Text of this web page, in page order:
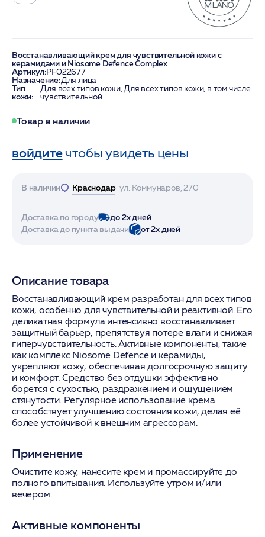
Восстанавливающий крем для чувствительной кожи с
керамидами и Niosome Defence Complex
Артикул:PF022677
Назначение:Для лица
Тип
кожи:
Для всех типов кожи, Для всех типов кожи, в том числе
чувствительной
Товар в наличии
войдитечтобы увидеть цены
В наличии Краснодар ул. Коммунаров, 270
Доставка по городу
до 2х дней
Доставка до пункта выдачи
от 2х дней
Описание товара
Восстанавливающий крем разработан для всех типов
кожи, особенно для чувствительной и реактивной. Его
деликатная формула интенсивно восстанавливает
защитный барьер, препятствуя потере влаги и снижая
гиперчувствительность. Активные компоненты, такие
как комплекс Niosome Defence и керамиды,
укрепляют кожу, обеспечивая долгосрочную защиту
и комфорт. Средство без отдушки эффективно
борется с сухостью, раздражением и ощущением
стянутости. Регулярное использование крема
способствует улучшению состояния кожи, делая её
более устойчивой к внешним агрессорам.
Применение
Очистите кожу, нанесите крем и промассируйте до
полного впитывания. Используйте утром и/или
вечером.
Активные компоненты